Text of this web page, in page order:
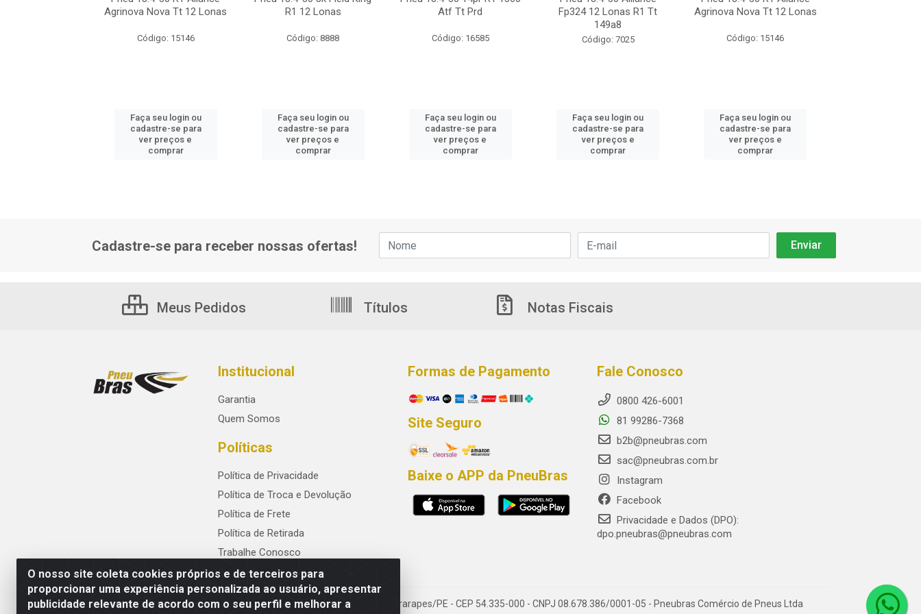
Agrinova Nova Tt 12 Lonas
Código: 15146
Faça seu login ou
cadastre-se para
ver preços e
comprar
R1 12 Lonas
Código: 8888
Faça seu login ou
cadastre-se para
ver preços e
comprar
Atf Tt Prd
Código: 16585
Faça seu login ou
cadastre-se para
ver preços e
comprar
Fp324 12 Lonas R1 Tt
149a8
Código: 7025
Faça seu login ou
cadastre-se para
ver preços e
comprar
Agrinova Nova Tt 12 Lonas
Código: 15146
Faça seu login ou
cadastre-se para
ver preços e
comprar
O nosso site coleta cookies próprios e de terceiros para
proporcionar uma experiência personalizada ao usuário, apresentar
publicidade relevante de acordo com o seu perfil e melhorar a
Cadastre-se para receber nossas ofertas!
Meus Pedidos Títulos Notas Fiscais
Institucional
Garantia
Quem Somos
Políticas
Política de Privacidade
Política de Troca e Devolução
Política de Frete
Política de Retirada
Trabalhe Conosco
Formas de Pagamento
Site Seguro
Baixe o APP da PneuBras
Fale Conosco
0800 426-6001
81 99286-7368
b2b@pneubras.com
sac@pneubras.com.br
Instagram
Facebook
Privacidade e Dados (DPO):
dpo.pneubras@pneubras.com
PneuBras - Rodovia BR-101, KM 82 - Prazeres, Jaboatão dos Guararapes/PE - CEP 54.335-000 - CNPJ 08.678.386/0001-05 - Pneubras Comércio de Pneus Ltda